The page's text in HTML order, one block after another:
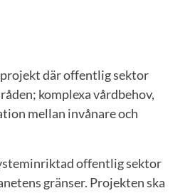
där offentlig sektor
komplexa vårdbehov,
mellan invånare och
offentlig sektor
gränser. Projekten ska